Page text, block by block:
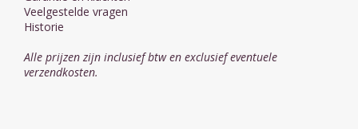
Veelgestelde vragen
Historie
Alle prijzen zijn inclusief btw en exclusief eventuele
verzendkosten.